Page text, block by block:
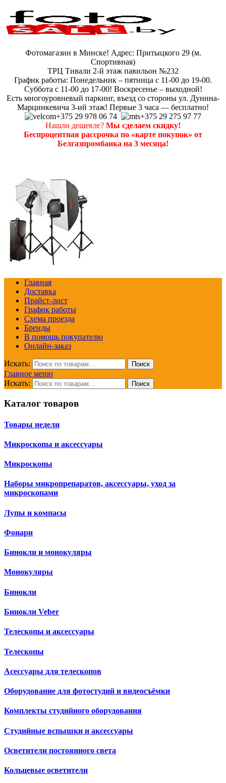
Фотомагазин в Минске! Адрес: Притыцкого 29 (м.
Спортивная)
ТРЦ Тивали 2-й этаж павильон №232
График работы: Понедельник – пятница с 11-00 до 19-00.
Суббота с 11-00 до 17-00! Воскресенье – выходной!
Есть многоуровневый паркинг, въезд со стороны ул. Дунина-
Марцинкевича 3-ий этаж! Первые 3 часа — бесплатно!
+375 29 978 06 74
+375 29 275 97 77
Нашли дешевле? Мы сделаем скидку!
Беспроцентная рассрочка по «карте покупок» от
Белгазпромбанка на 3 месяца!
Главная
Доставка
Прайст-лист
График работы
Схема проезда
Бренды
В помощь покупателю
Онлайн-заказ
Искать: Поиск
Главное меню
Искать:
Поиск
Каталог товаров
Товары недели
Микроскопы и аксессуары
Микроскопы
Наборы микропрепаратов, аксессуары, уход за
микроскопами
Лупы и компасы
Фонари
Бинокли и монокуляры
Монокуляры
Бинокли
Бинокли Veber
Телескопы и аксессуары
Телескопы
Асессуары для телескопов
Оборудование для фотостудий и видеосъёмки
Комплекты студийного оборудования
Студийные вспышки и аксессуары
Осветители постоянного света
Кольцевые осветители